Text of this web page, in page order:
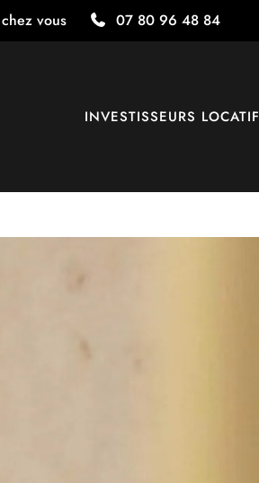
vous 07 80 96 48 84
INVESTISSEURS LOCATIF